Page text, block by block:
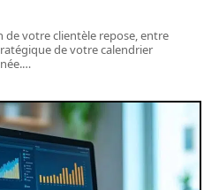
votre clientèle repose, entre
de votre calendrier
…